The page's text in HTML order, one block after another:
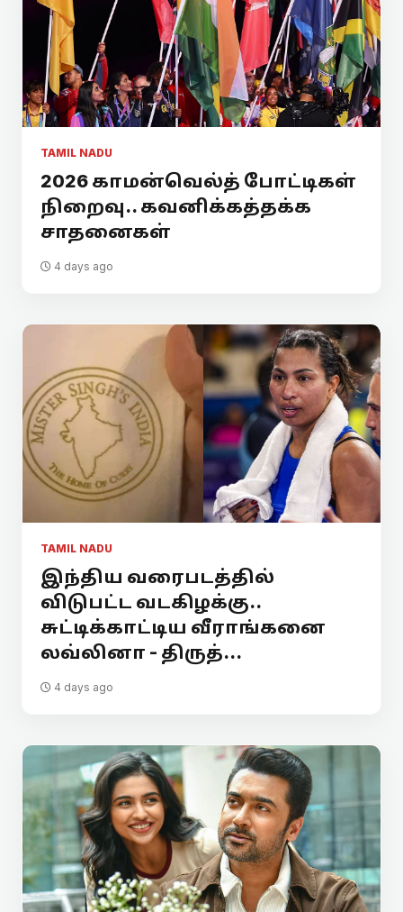
TAMIL NADU
2026 காமன்வெல்த் போட்டிகள்
நிறைவு.. கவனிக்கத்தக்க
சாதனைகள்
4 days ago
TAMIL NADU
இந்திய வரைபடத்தில்
விடுபட்ட வடகிழக்கு..
சுட்டிக்காட்டிய வீராங்கனை
லவ்லினா - திருத்...
4 days ago